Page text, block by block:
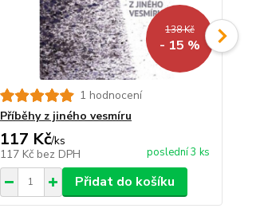
138 Kč
- 15 %
1 hodnocení
Příběhy z jiného vesmíru
117 Kč/ks
117 Kč bez DPH poslední 3 ks
Přidat do košíku